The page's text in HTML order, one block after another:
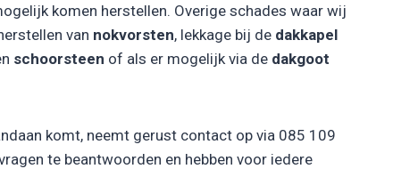
komen herstellen. Overige schades waar wij
van nokvorsten, lekkage bij de dakkapel
schoorsteen of als er mogelijk via de dakgoot
komt, neemt gerust contact op via 085 109
te beantwoorden en hebben voor iedere